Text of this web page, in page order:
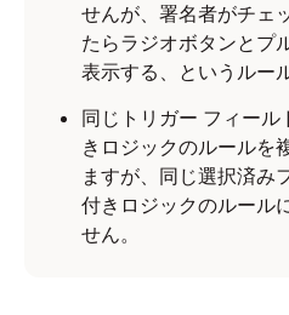
せんが、署名者がチェ
たらラジオボタンとプ
表示する、というルー
同じトリガー フィー
きロジックのルールを
ますが、同じ選択済み
付きロジックのルール
せん。